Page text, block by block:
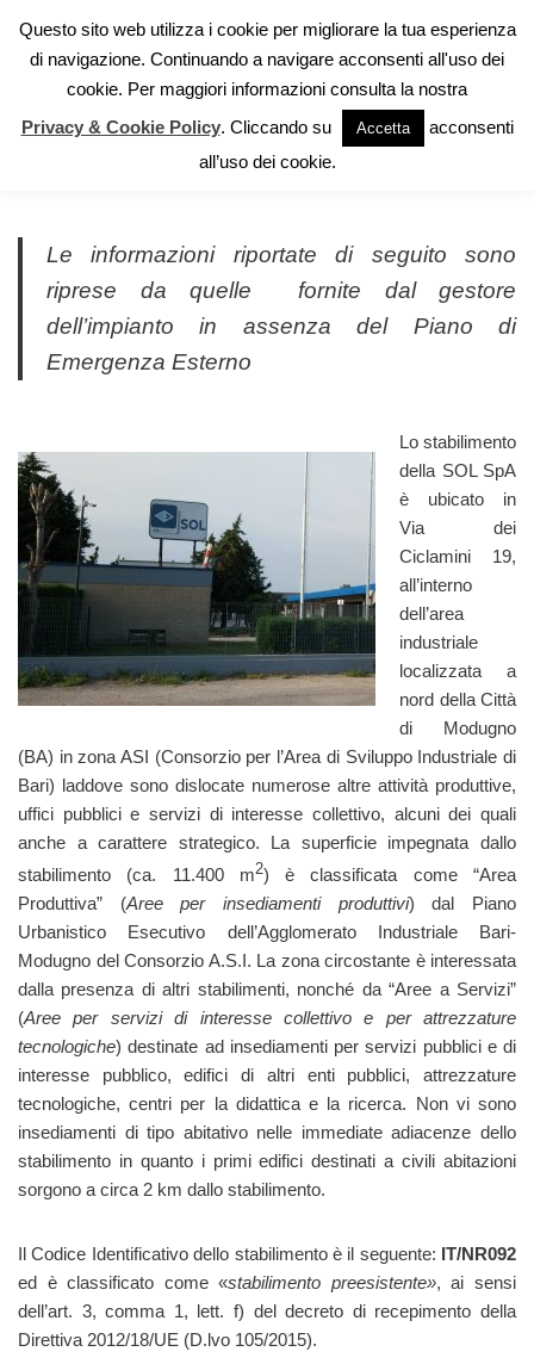
Vai
contenuto
SOL SpA
Le informazioni riportate di seguito sono
riprese da quelle fornite dal gestore
dell’impianto in assenza del Piano di
Emergenza Esterno
Lo stabilimento
della SOL SpA
è ubicato in
Via dei
Ciclamini 19,
all’interno
dell’area
industriale
localizzata a
nord della Città
di Modugno
(BA) in zona ASI (Consorzio per l’Area di Sviluppo Industriale di
Bari) laddove sono dislocate numerose altre attività produttive,
uffici pubblici e servizi di interesse collettivo, alcuni dei quali
anche a carattere strategico. La superficie impegnata dallo
stabilimento (ca. 11.400 m2) è classificata come “Area
Produttiva” (Aree per insediamenti produttivi) dal Piano
Urbanistico Esecutivo dell’Agglomerato Industriale Bari-
Modugno del Consorzio A.S.I. La zona circostante è interessata
dalla presenza di altri stabilimenti, nonché da “Aree a Servizi”
(Aree per servizi di interesse collettivo e per attrezzature
tecnologiche) destinate ad insediamenti per servizi pubblici e di
interesse pubblico, edifici di altri enti pubblici, attrezzature
tecnologiche, centri per la didattica e la ricerca. Non vi sono
insediamenti di tipo abitativo nelle immediate adiacenze dello
stabilimento in quanto i primi edifici destinati a civili abitazioni
sorgono a circa 2 km dallo stabilimento.
Il Codice Identificativo dello stabilimento è il seguente: IT/NR092
ed è classificato come «stabilimento preesistente», ai sensi
dell’art. 3, comma 1, lett. f) del decreto di recepimento della
Direttiva 2012/18/UE (D.lvo 105/2015).
Questo sito web utilizza i cookie per migliorare la tua esperienza
di navigazione. Continuando a navigare acconsenti all'uso dei
cookie. Per maggiori informazioni consulta la nostra
Privacy & Cookie Policy. Cliccando su Accetta
acconsenti
all’uso dei cookie.